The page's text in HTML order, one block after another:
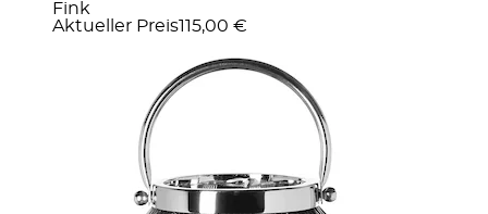
Fink
Aktueller Preis115,00 €